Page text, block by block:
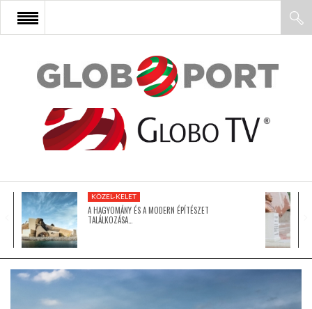
FŐOLDAL
AFRIKA
ÁZSIA
LATIN-AMERIKA
KÖZEL-KELET
A HAGYOMÁNY ÉS A MODERN ÉPÍTÉSZET
TALÁLKOZÁSA…